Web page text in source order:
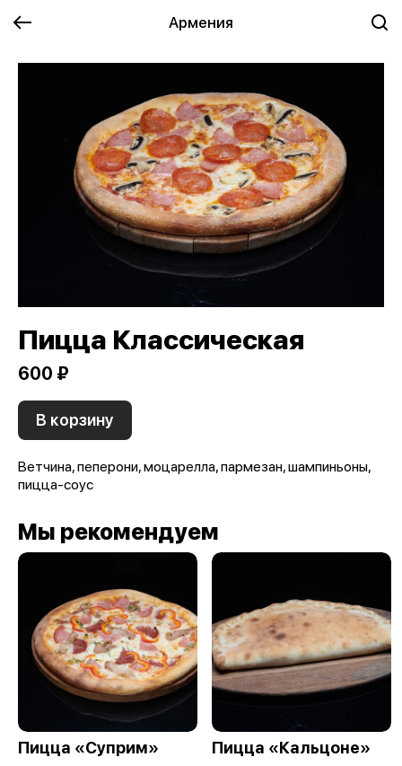
Армения
Пицца Классическая
600 ₽
В корзину
Ветчина, пеперони, моцарелла, пармезан, шампиньоны,
пицца-соус
Мы рекомендуем
Пицца «Суприм» Пицца «Кальцоне»